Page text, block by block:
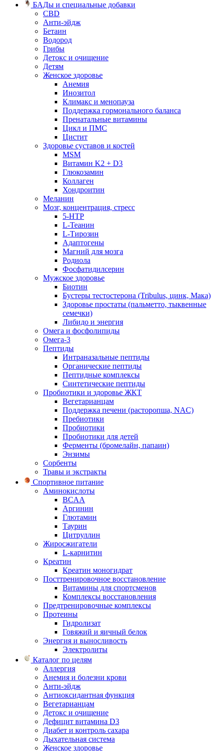
БАДы и специальные добавки
CBD
Анти-эйдж
Бетаин
Водород
Грибы
Детокс и очищение
Детям
Женское здоровье
Анемия
Инозитол
Климакс и менопауза
Поддержка гормонального баланса
Пренатальные витамины
Цикл и ПМС
Цистит
Здоровье суставов и костей
MSM
Витамин K2 + D3
Глюкозамин
Коллаген
Хондроитин
Меланин
Мозг, концентрация, стресс
5-HTP
L-Теанин
L-Тирозин
Адаптогены
Магний для мозга
Родиола
Фосфатидилсерин
Мужское здоровье
Биотин
Бустеры тестостерона (Tribulus, цинк, Мака)
Здоровье простаты (пальметто, тыквенные
семечки)
Либидо и энергия
Омега и фосфолипиды
Омега-3
Пептиды
Интраназальные пептиды
Органические пептиды
Пептидные комплексы
Синтетические пептиды
Пробиотики и здоровье ЖКТ
Вегетарианцам
Поддержка печени (расторопша, NAC)
Пребиотики
Пробиотики
Пробиотики для детей
Ферменты (бромелайн, папаин)
Энзимы
Сорбенты
Травы и экстракты
Спортивное питание
Аминокислоты
BCAA
Аргинин
Глютамин
Таурин
Цитруллин
Жиросжигатели
L-карнитин
Креатин
Креатин моногидрат
Посттренировочное восстановление
Витамины для спортсменов
Комплексы восстановления
Предтренировочные комплексы
Протеины
Гидролизат
Говяжий и яичный белок
Энергия и выносливость
Электролиты
Каталог по целям
Аллергия
Анемия и болезни крови
Анти-эйдж
Антиоксидантная функция
Вегетарианцам
Детокс и очищение
Дефицит витамина D3
Диабет и контроль сахара
Дыхательная система
Женское здоровье